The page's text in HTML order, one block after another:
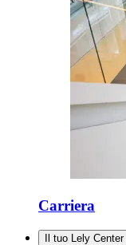
Carriera
Il tuo Lely Center